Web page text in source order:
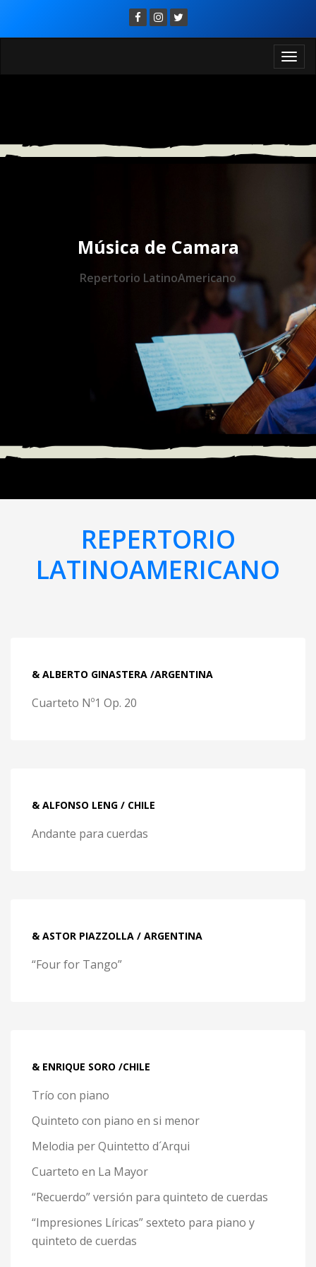
Música de Camara
Repertorio LatinoAmericano
REPERTORIO
LATINOAMERICANO
& ALBERTO GINASTERA /ARGENTINA
Cuarteto Nº1 Op. 20
& ALFONSO LENG / CHILE
Andante para cuerdas
& ASTOR PIAZZOLLA / ARGENTINA
“Four for Tango”
& ENRIQUE SORO /CHILE
Trío con piano
Quinteto con piano en si menor
Melodia per Quintetto d´Arqui
Cuarteto en La Mayor
“Recuerdo” versión para quinteto de cuerdas
“Impresiones Líricas” sexteto para piano y
quinteto de cuerdas